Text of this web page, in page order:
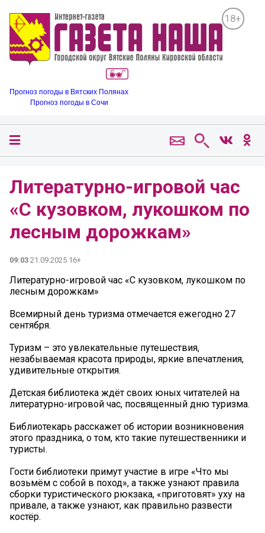
18+
Прогноз погоды в Вятских Полянах
Прогноз погоды в Сочи
Литературно-игровой час
«С кузовком, лукошком по
лесным дорожкам»
09:03 21.09.2025 16+
Литературно-игровой час «С кузовком, лукошком по
лесным дорожкам»
Всемирный день туризма отмечается ежегодно 27
сентября.
Туризм – это увлекательные путешествия,
незабываемая красота природы, яркие впечатления,
удивительные открытия.
Детская библиотека ждёт своих юных читателей на
литературно-игровой час, посвященный дню туризма.
Библиотекарь расскажет об истории возникновения
этого праздника, о том, кто такие путешественники и
туристы.
Гости библиотеки примут участие в игре «Что мы
возьмём с собой в поход», а также узнают правила
сборки туристического рюкзака, «приготовят» уху на
привале, а также узнают, как правильно развести
костёр.